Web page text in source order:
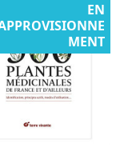
EN
MENT